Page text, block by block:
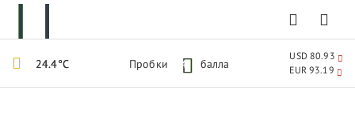
24.4°C Пробки 4 балла
USD 80.93
EUR 93.19